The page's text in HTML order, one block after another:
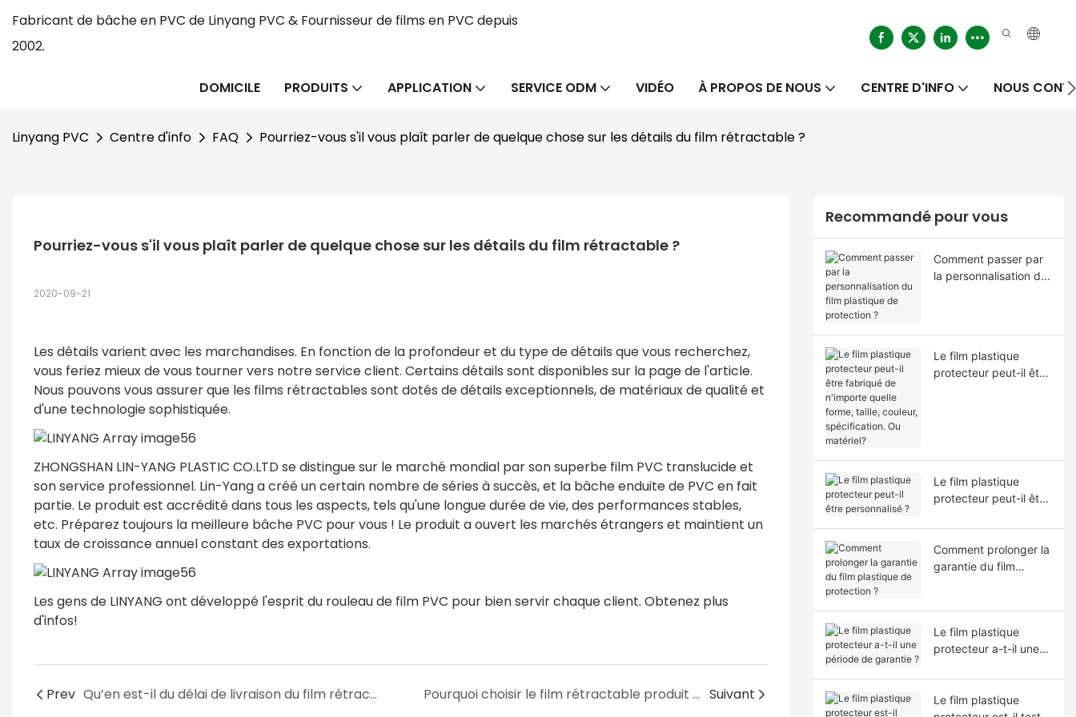
Fabricant de bâche en PVC de Linyang PVC & Fournisseur de films en PVC depuis
2002.
DOMICILE PRODUITS APPLICATION SERVICE ODM VIDÉO À PROPOS DE NOUS CENTRE D'INFO NOUS
Linyang PVC Centre d'info FAQ Pourriez-vous s'il vous plaît parler de quelque chose sur les détails du film rétractable ?
Pourriez-vous s'il vous plaît parler de quelque chose sur les détails du film rétractable ?
2020-09-21
Les détails varient avec les marchandises. En fonction de la profondeur et du type de détails que vous recherchez,
vous feriez mieux de vous tourner vers notre service client. Certains détails sont disponibles sur la page de l'article.
Nous pouvons vous assurer que les films rétractables sont dotés de détails exceptionnels, de matériaux de qualité et
d'une technologie sophistiquée.
ZHONGSHAN LIN-YANG PLASTIC CO.LTD se distingue sur le marché mondial par son superbe film PVC translucide et
son service professionnel. Lin-Yang a créé un certain nombre de séries à succès, et la bâche enduite de PVC en fait
partie. Le produit est accrédité dans tous les aspects, tels qu'une longue durée de vie, des performances stables,
etc. Préparez toujours la meilleure bâche PVC pour vous ! Le produit a ouvert les marchés étrangers et maintient un
taux de croissance annuel constant des exportations.
Les gens de LINYANG ont développé l'esprit du rouleau de film PVC pour bien servir chaque client. Obtenez plus
d'infos!
Prev Qu’en est-il du délai de livraison du film rétractable entre la commande et la livraison ? Pourquoi choisir le film rétractable produit par Lin-Yang ? Suivant
Recommandé pour vous
Comment passer par
la personnalisation du
Le film plastique
protecteur peut-il être
Le film plastique
protecteur peut-il être
Comment prolonger la
garantie du film
Le film plastique
protecteur a-t-il une
Le film plastique